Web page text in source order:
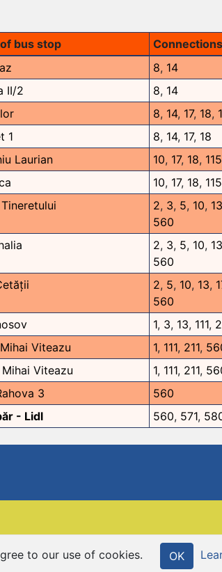
bus stop
8, 14
II/2
8, 14
8, 14, 17, 18,
1
8, 14, 17, 18
Laurian
10, 17, 18, 115
10, 17, 18, 115
2, 3, 5, 10, 13
560
2, 3, 5, 10, 13
560
2, 5, 10, 13,
560
1, 3, 13, 111,
Viteazu
1, 111, 211,
Viteazu
1, 111, 211,
3
560
- Lidl
560, 571,
to our use of cookies. OK